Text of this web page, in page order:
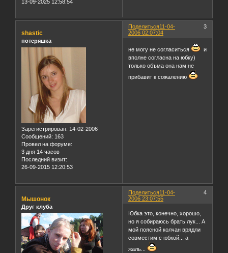
13-09-2025 12:58:54
Поделиться 3
11-04-
2006 02:07:04
shastic
потеряшка
Зарегистрирован: 14-02-2006
Сообщений: 163
Провел на форуме:
3 дня 14 часов
Последний визит:
26-09-2015 12:20:53
не могу не согласиться
и
вполне согласна на юбку)
только объма она нам не
прибавит к сожалению
Поделиться 4
11-04-
2006 23:07:55
Мышонок
Друг клуба
Юбка это, конечно, хорошо,
но я собираюсь брать лук... А
мой поясной колчан врядли
совместим с юбкой... а
жаль...